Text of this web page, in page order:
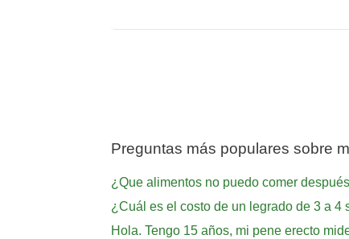
Preguntas más populares sobre
¿Que alimentos no puedo comer
¿Cuál es el costo de un legrado de 3 a 4
Hola. Tengo 15 años, mi pene erecto